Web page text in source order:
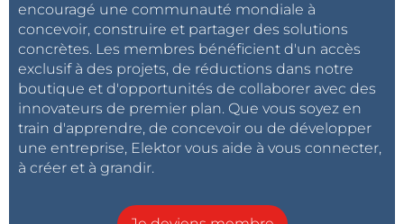
encouragé une communauté mondiale à
concevoir, construire et partager des solutions
concrètes. Les membres bénéficient d'un accès
exclusif à des projets, de réductions dans notre
boutique et d'opportunités de collaborer avec des
innovateurs de premier plan. Que vous soyez en
train d'apprendre, de concevoir ou de développer
une entreprise, Elektor vous aide à vous connecter,
à créer et à grandir.